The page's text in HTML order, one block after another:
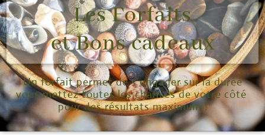
Les Forfaits
et Bons cadeaux
Un forfait permet de s’engager sur la durée
vous mettez toutes les chances de votre côté
pour des résultats maximum !